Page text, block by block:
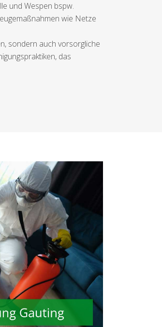
und Wespen bspw.
wie Netze
sondern auch vorsorgliche
das